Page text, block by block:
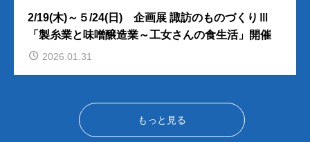
2/19(木)～５/24(日) 企画展 諏訪のものづくりⅢ
「製糸業と味噌醸造業～工女さんの食生活」開催
2026.01.31
もっと見る